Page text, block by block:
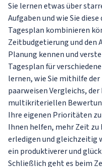
Sie lernen etwas über
Aufgaben und wie Sie
Tagesplan kombinieren
Zeitbudgetierung und
Planung kennen und
Tagesplan für
lernen, wie Sie mithilfe
paarweisen Vergleichs,
multikriteriellen
Ihre eigenen Prioritäten
Ihnen helfen, mehr Zeit zu
erledigen und gleichzeitig
ein produktiverer und
Schließlich geht es beim